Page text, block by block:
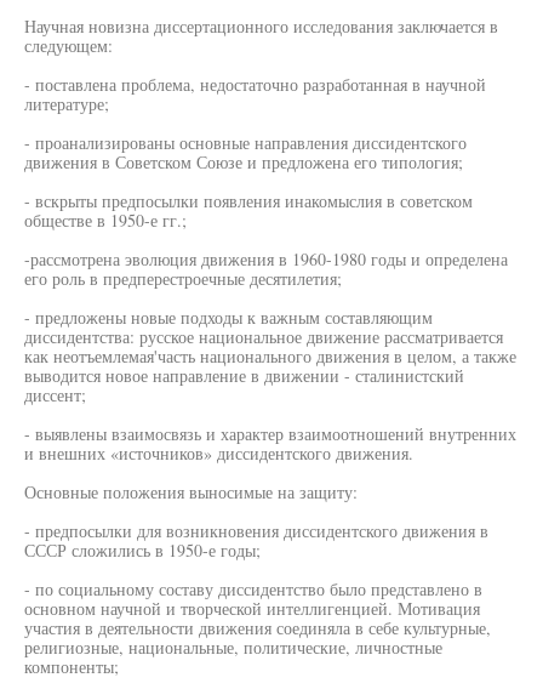
Научная новизна диссертационного исследования заключается в
следующем:
- поставлена проблема, недостаточно разработанная в научной
литературе;
- проанализированы основные направления диссидентского
движения в Советском Союзе и предложена его типология;
- вскрыты предпосылки появления инакомыслия в советском
обществе в 1950-е гг.;
-рассмотрена эволюция движения в 1960-1980 годы и определена
его роль в предперестроечные десятилетия;
- предложены новые подходы к важным составляющим
диссидентства: русское национальное движение рассматривается
как неотъемлемая'часть национального движения в целом, а также
выводится новое направление в движении - сталинистский
диссент;
- выявлены взаимосвязь и характер взаимоотношений внутренних
и внешних «источников» диссидентского движения.
Основные положения выносимые на защиту:
- предпосылки для возникновения диссидентского движения в
СССР сложились в 1950-е годы;
- по социальному составу диссидентство было представлено в
основном научной и творческой интеллигенцией. Мотивация
участия в деятельности движения соединяла в себе культурные,
религиозные, национальные, политические, личностные
компоненты;